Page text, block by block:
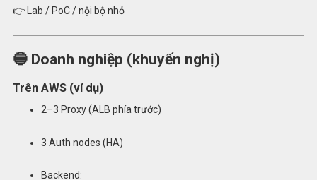
👉 Lab / PoC / nội bộ nhỏ
🔵 Doanh nghiệp (khuyến nghị)
Trên AWS (ví dụ)
2–3 Proxy (ALB phía trước)
3 Auth nodes (HA)
Backend: